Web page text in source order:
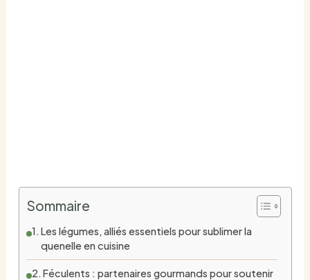
Sommaire
Les légumes, alliés essentiels pour sublimer la
quenelle en cuisine
Féculents : partenaires gourmands pour soutenir